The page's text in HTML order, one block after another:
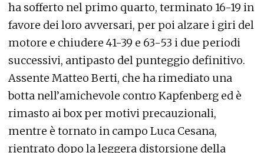
ha sofferto nel primo quarto, terminato 16-19 in
favore dei loro avversari, per poi alzare i giri del
motore e chiudere 41-39 e 63-53 i due periodi
successivi, antipasto del punteggio definitivo.
Assente Matteo Berti, che ha rimediato una
botta nell’amichevole contro Kapfenberg ed è
rimasto ai box per motivi precauzionali,
mentre è tornato in campo Luca Cesana,
rientrato dopo la leggera distorsione della